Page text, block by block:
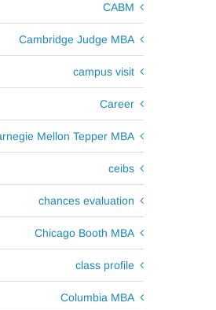
CABM
Cambridge Judge MBA
campus visit
Career
Mellon Tepper MBA
ceibs
chances evaluation
Chicago Booth MBA
class profile
Columbia MBA